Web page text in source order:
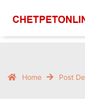
Home Post